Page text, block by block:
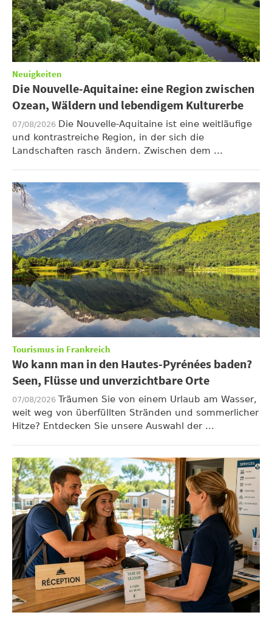
Neuigkeiten
Die Nouvelle-Aquitaine: eine Region zwischen
Ozean, Wäldern und lebendigem Kulturerbe
07/08/2026 Die Nouvelle-Aquitaine ist eine weitläufige
und kontrastreiche Region, in der sich die
Landschaften rasch ändern. Zwischen dem ...
Tourismus in Frankreich
Wo kann man in den Hautes-Pyrénées baden?
Seen, Flüsse und unverzichtbare Orte
07/08/2026 Träumen Sie von einem Urlaub am Wasser,
weit weg von überfüllten Stränden und sommerlicher
Hitze? Entdecken Sie unsere Auswahl der ...